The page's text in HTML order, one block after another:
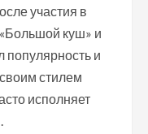
участия в
куш» и
популярность и
стилем
исполняет